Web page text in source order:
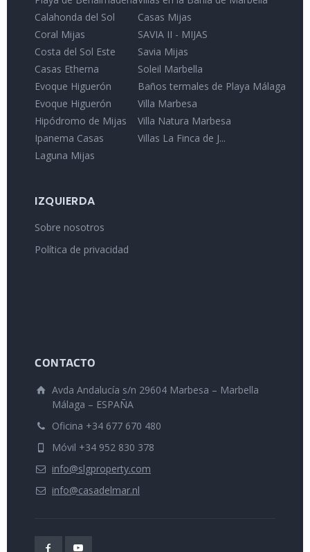
Calahonda del Sol
Coral Mijas
Costa del Sol Este
Casas Etherna
Evoque Higuerón
Evoque Higuerón
Hipódromo de Mijas
Ipanema Casas
Laguna Mijas
Casas Mijas
SAVIA II - MIJAS
Savia Mijas
Soleil Marbella
Baños termales de Playa Málaga
Villa Marbesa
Villa Natura Marbesa
Villas La Finca de J...
IZQUIERDA
Sobre nosotros
Política de privacidad
CONTACTO
Avda Andalucía s/n 29604 Marbesa – Marbella
Málaga – ESPAÑA
Oficina +34 677 670 480
Móvil +34 952 830 378
info@slgproperty.com
info@casadelmar.nl